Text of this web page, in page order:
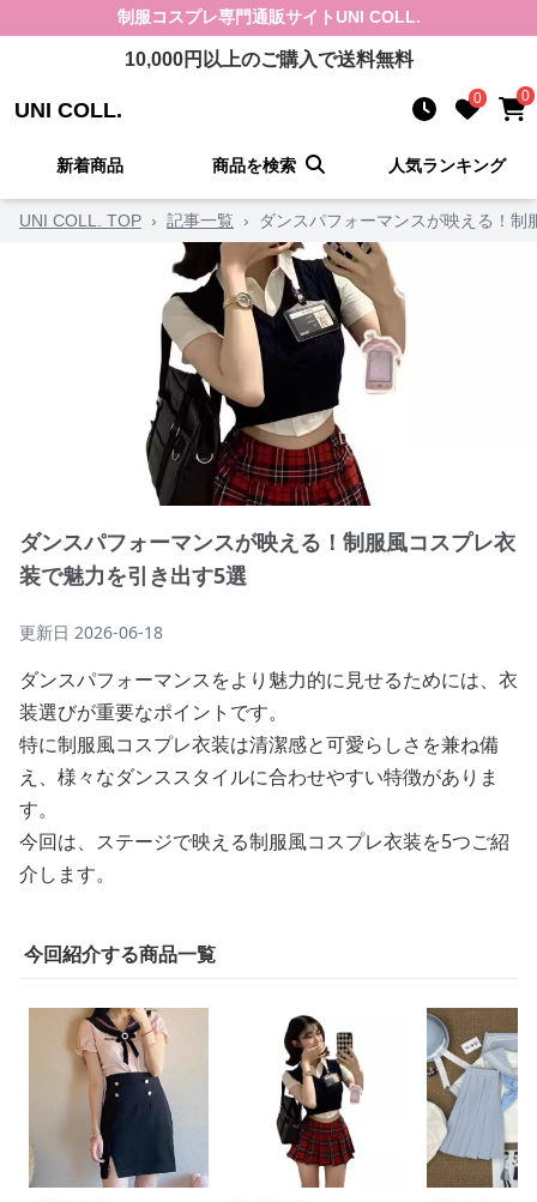
制服コスプレ専門通販サイト UNI COLL.
10,000円以上のご購入で送料無料
UNI COLL. 0 0
新着商品 商品を検索 人気ランキング
UNI COLL. TOP › 記事一覧 › ダンスパフォーマンスが映える！
ダンスパフォーマンスが映える！制服風コスプレ衣
装で魅力を引き出す5選
更新日 2026-06-18
ダンスパフォーマンスをより魅力的に見せるためには、衣
装選びが重要なポイントです。
特に制服風コスプレ衣装は清潔感と可愛らしさを兼ね備
え、様々なダンススタイルに合わせやすい特徴がありま
す。
今回は、ステージで映える制服風コスプレ衣装を5つご紹
介します。
今回紹介する商品一覧